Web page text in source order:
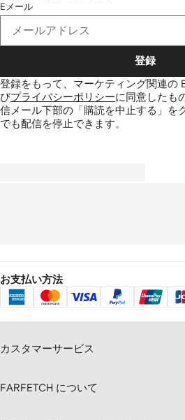
Eメール
登録
登録をもって、マーケティング関連の
びプライバシーポリシーに同意したも
信メール下部の「購読を中止する」を
でも配信を停止できます。
お支払い方法
カスタマーサービス
FARFETCH について